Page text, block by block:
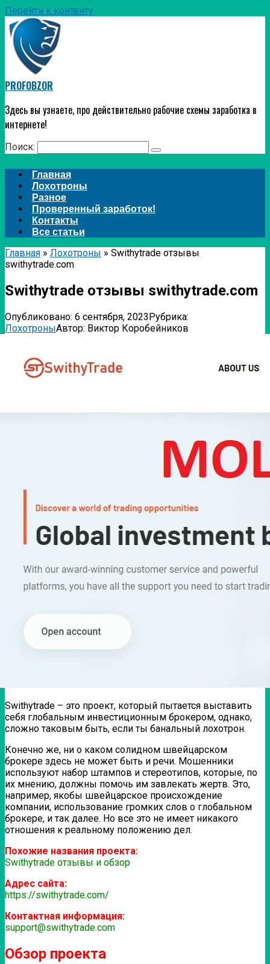
Перейти к контенту
PROFOBZOR
Здесь вы узнаете, про действительно рабочие схемы заработка в
интернете!
Поиск:
Главная
Лохотроны
Разное
Проверенный заработок!
Контакты
Все статьи
Главная » Лохотроны » Swithytrade отзывы
swithytrade.com
Swithytrade отзывы swithytrade.com
Опубликовано: 6 сентября, 2023Рубрика:
ЛохотроныАвтор: Виктор Коробейников
Swithytrade – это проект, который пытается выставить
себя глобальным инвестиционным брокером, однако,
сложно таковым быть, если ты банальный лохотрон.
Конечно же, ни о каком солидном швейцарском
брокере здесь не может быть и речи. Мошенники
используют набор штампов и стереотипов, которые, по
их мнению, должны помочь им завлекать жертв. Это,
например, якобы швейцарское происхождение
компании, использование громких слов о глобальном
брокере, и так далее. Но все это не имеет никакого
отношения к реальному положению дел.
Похожие названия проекта:
Swithytrade отзывы и обзор
Адрес сайта:
https://swithytrade.com/
Контактная информация:
support@swithytrade.com
Обзор проекта